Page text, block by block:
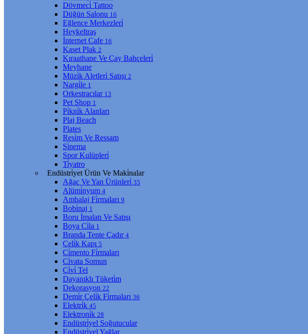
Dövmeci̇ Tattoo
Düğün Salonu 16
Eğlence Merkezleri̇
Heykeltraş
İnternet Cafe 16
Kaset Plak 2
Kıraathane Ve Çay Bahçeleri̇
Meyhane
Müzi̇k Aletleri̇ Satışı 2
Nargi̇le 1
Orkestracılar 13
Pet Shop 1
Pi̇kni̇k Alanları
Plaj Beach
Plates
Resi̇m Ve Ressam
Si̇nema
Spor Kulüpleri̇
Ti̇yatro
Endüstri̇yet Ürün Ve Maki̇nalar
Ağaç Ve Yan Ürünleri̇ 35
Alümi̇nyum 4
Ambalaj Fi̇rmaları 9
Bobi̇naj 1
Boru İmalatı Ve Satışı
Boya Ci̇la 1
Branda Tente Çadır 4
Çeli̇k Kapı 5
Çi̇mento Fi̇rmaları
Ci̇vata Somun
Çi̇vi̇ Tel
Dayanıklı Tüketi̇m
Dekorasyon 22
Demi̇r Çeli̇k Fi̇rmaları 36
Elektri̇k 45
Elektroni̇k 28
Endüstri̇yel Soğutucular
Endüstri̇yel Yağlar